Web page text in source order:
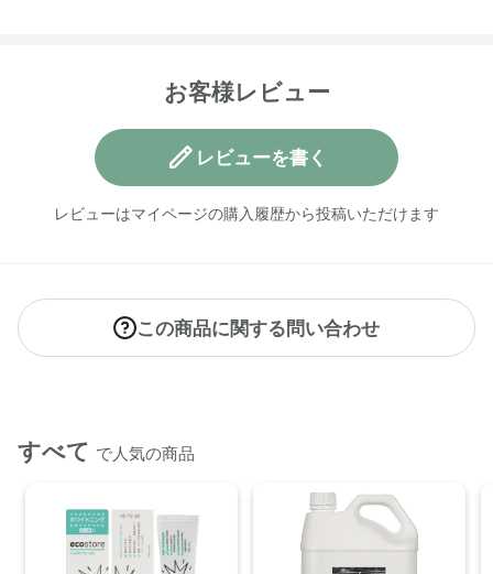
適量を手にとり、肌に優しくのばしてなじませます。
※生後6か月以降からのご使用を推奨しております。
【内容量】
・ランドリーリキッド ＜無香料＞ 500mL
・ベビーフォーミングウォッシュ ＜全身泡シャンプー＞
・ベビーオイル 125mL
・ミニタオル＜アイボリー＞
【全成分】
ニュージーランド
店舗でお問い合わせの際には、下記品番をお伝え下さい。
4573623431958
お客様レビュー
レビューを書く
レビューはマイページの購入履歴から投稿いただけます
この商品に関する問い合わせ
すべて で人気の商品